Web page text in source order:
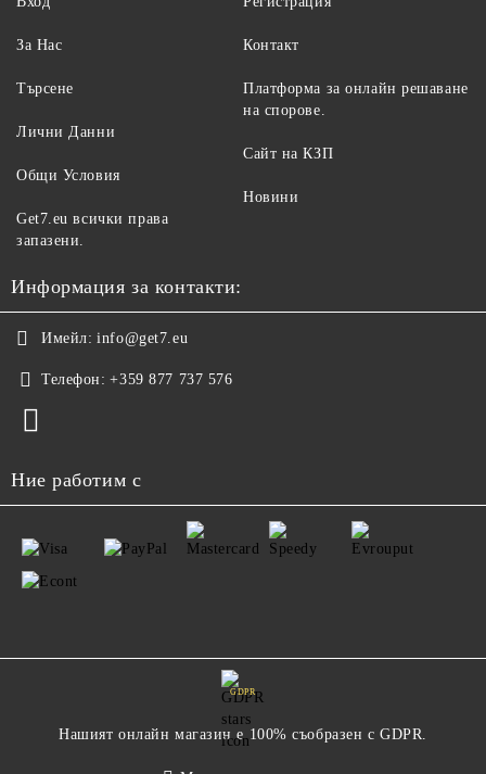
За Нас Контакт
Търсене
Лични Данни
Общи Условия
Get7.eu всички права
запазени.
Платформа за онлайн решаване
на спорове.
Сайт на КЗП
Новини
Информация за контакти:
Имейл: info@get7.eu
Телефон: +359 877 737 576
Ние работим с
GDPR
Нашият онлайн магазин е 100% съобразен с GDPR.